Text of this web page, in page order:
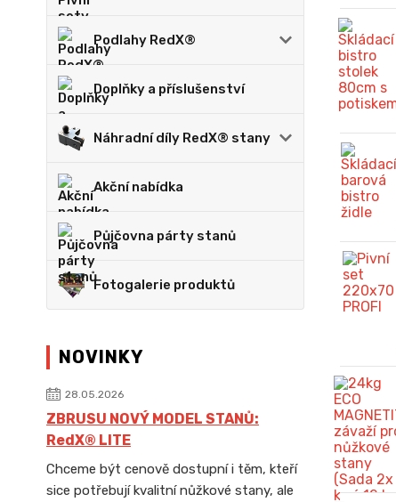
Podlahy RedX®
Doplňky a příslušenství
Náhradní díly RedX® stany
Akční nabídka
Půjčovna párty stanů
Fotogalerie produktů
NOVINKY
28.05.2026
ZBRUSU NOVÝ MODEL STANŮ:
RedX® LITE
Chceme být cenově dostupní i těm, kteří
sice potřebují kvalitní nůžkové stany, ale